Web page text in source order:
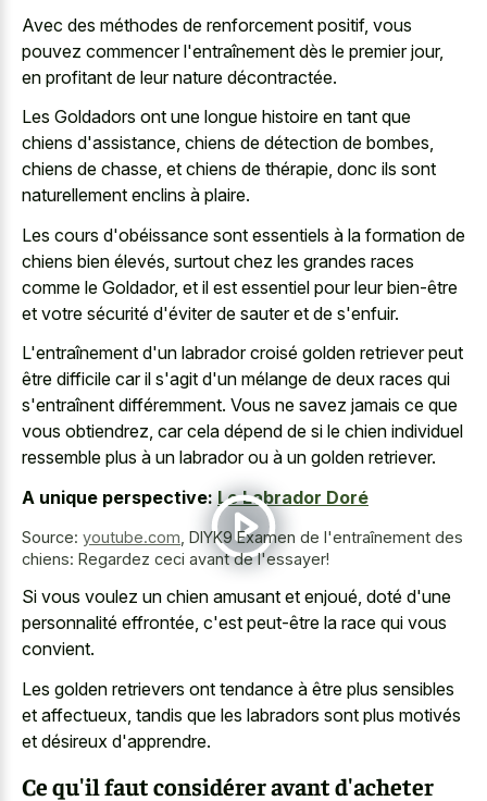
Avec des méthodes de renforcement positif, vous
pouvez commencer l'entraînement dès le premier jour,
en profitant de leur nature décontractée.
Les Goldadors ont une longue histoire en tant que
chiens d'assistance, chiens de détection de bombes,
chiens de chasse, et chiens de thérapie, donc ils sont
naturellement enclins à plaire.
Les cours d'obéissance sont essentiels à la formation de
chiens bien élevés, surtout chez les grandes races
comme le Goldador, et il est essentiel pour leur bien-être
et votre sécurité d'éviter de sauter et de s'enfuir.
L'entraînement d'un labrador croisé golden retriever peut
être difficile car il s'agit d'un mélange de deux races qui
s'entraînent différemment. Vous ne savez jamais ce que
vous obtiendrez, car cela dépend de si le chien individuel
ressemble plus à un labrador ou à un golden retriever.
A unique perspective: Le Labrador Doré
Source: youtube.com DIYK9 Examen de l'entraînement des
chiens: Regardez ceci avant de l'essayer!
Si vous voulez un chien amusant et enjoué, doté d'une
personnalité effrontée, c'est peut-être la race qui vous
convient.
Les golden retrievers ont tendance à être plus sensibles
et affectueux, tandis que les labradors sont plus motivés
et désireux d'apprendre.
Ce qu'il faut considérer avant d'acheter